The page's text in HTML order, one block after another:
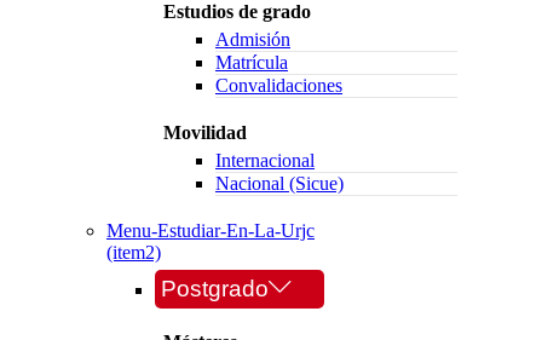
Estudios de grado
Admisión
Matrícula
Convalidaciones
Movilidad
Internacional
Nacional (Sicue)
Menu-Estudiar-En-La-Urjc
(item2)
Postgrado